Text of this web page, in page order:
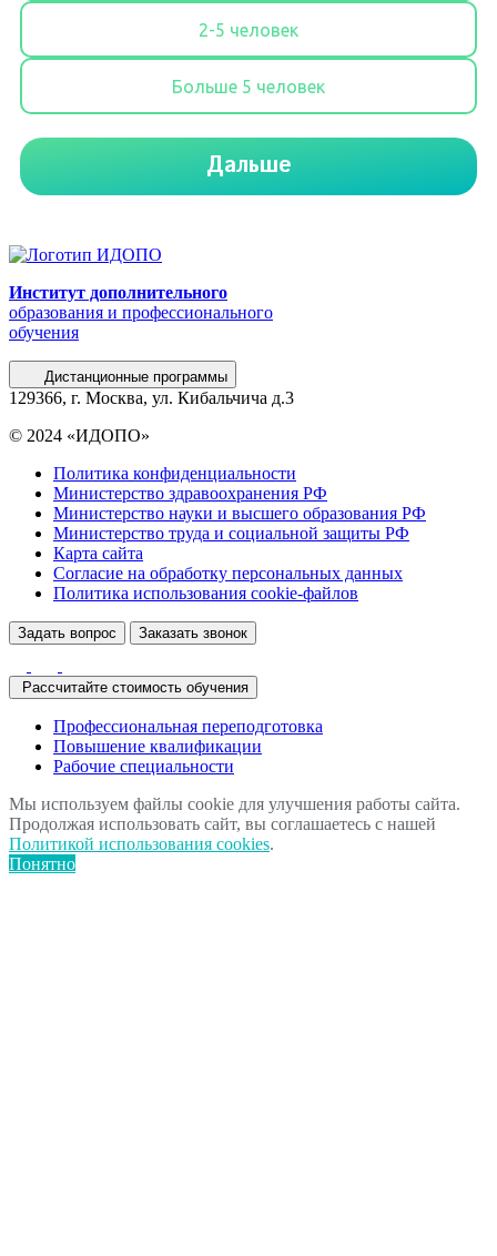
Институт дополнительного
образования и профессионального
обучения
Дистанционные программы
129366, г. Москва, ул. Кибальчича д.3
© 2024 «ИДОПО»
Политика конфиденциальности
Министерство здравоохранения РФ
Министерство науки и высшего образования РФ
Министерство труда и социальной защиты РФ
Карта сайта
Согласие на обработку персональных данных
Политика использования сookie-файлов
Задать вопрос Заказать звонок
Рассчитайте стоимость обучения
Профессиональная переподготовка
Повышение квалификации
Рабочие специальности
Мы используем файлы cookie для улучшения работы сайта.
Продолжая использовать сайт, вы соглашаетесь с нашей
Политикой использования cookies.
Понятно